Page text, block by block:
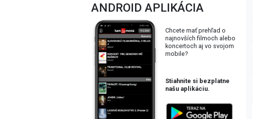
ANDROID APLIKÁCIA
Chcete mať prehľad o
najnovších filmoch alebo
koncertoch aj vo svojom
mobile?
Stiahnite si bezplatne
našu aplikáciu.